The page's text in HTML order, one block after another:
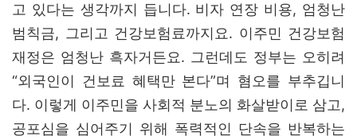
고 있다는 생각까지 듭니다. 비자 연장 비용, 엄청난
범칙금, 그리고 건강보험료까지요. 이주민 건강보험
재정은 엄청난 흑자거든요. 그런데도 정부는 오히려
“외국인이 건보료 혜택만 본다”며 혐오를 부추깁니
다. 이렇게 이주민을 사회적 분노의 화살받이로 삼고,
공포심을 심어주기 위해 폭력적인 단속을 반복하는